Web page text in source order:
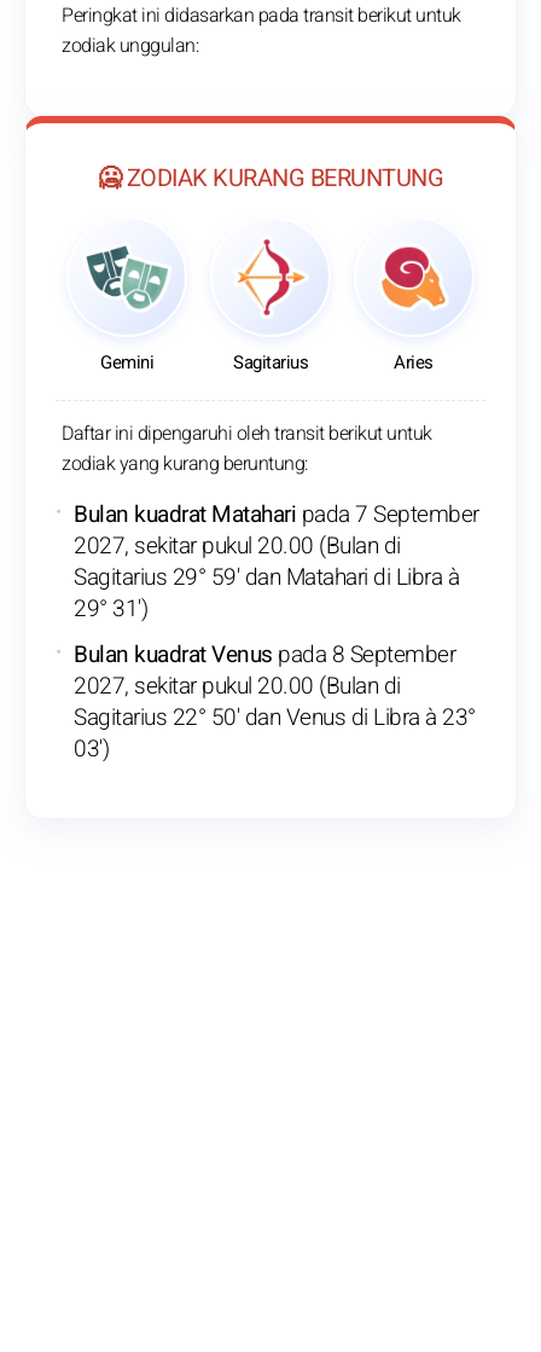
Peringkat ini didasarkan pada transit berikut untuk
zodiak unggulan:
🥶 ZODIAK KURANG BERUNTUNG
Gemini Sagitarius Aries
Daftar ini dipengaruhi oleh transit berikut untuk
zodiak yang kurang beruntung:
Bulan kuadrat Matahari pada 7 September
2027, sekitar pukul 20.00 (Bulan di
Sagitarius 29° 59' dan Matahari di Libra à
29° 31')
Bulan kuadrat Venus pada 8 September
2027, sekitar pukul 20.00 (Bulan di
Sagitarius 22° 50' dan Venus di Libra à 23°
03')